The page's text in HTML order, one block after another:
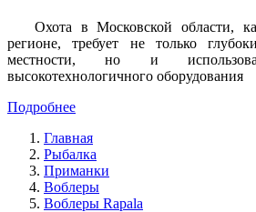
Охота в Московской области,
регионе, требует не только
местности, но и
высокотехнологичного оборудования
Подробнее
Главная
Рыбалка
Приманки
Воблеры
Воблеры Rapala